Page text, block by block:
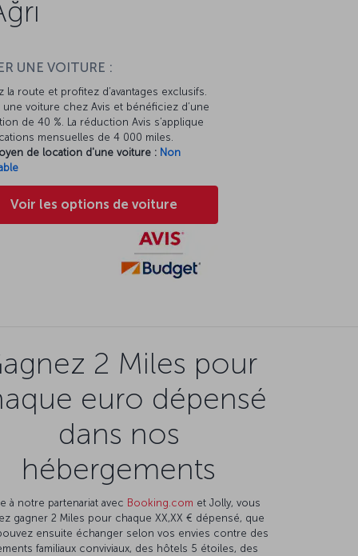
UNE VOITURE :
la route et profitez d’avantages exclusifs.
une voiture chez Avis et bénéficiez d’une
de 40 %. La réduction Avis s’applique
mensuelles de 4 000 miles.
de location d'une voiture : Non
Voir les options de voiture
2 Miles pour
euro dépensé
dans nos
hébergements
à notre partenariat avec Booking.com et Jolly, vous
gagner 2 Miles pour chaque XX,XX € dépensé, que
ensuite échanger selon vos envies contre des
familiaux conviviaux, des hôtels 5 étoiles, des